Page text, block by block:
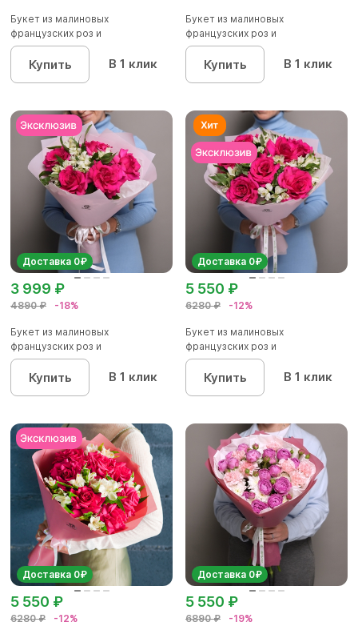
Букет из малиновых
французских роз и
альстромерии - М
Купить В 1 клик
Букет из малиновых
французских роз и
альстромерии - S в...
Купить В 1 клик
Доставка 0₽
4890 ₽ -18%
3 999 ₽
Букет из малиновых
французских роз и
альстромерии - M в...
Купить В 1 клик
Доставка 0₽
6280 ₽ -12%
5 550 ₽
Букет из малиновых
французских роз и
альстромерии - L в...
Купить В 1 клик
Доставка 0₽
6280 ₽ -12%
5 550 ₽
Доставка 0₽
6890 ₽ -19%
5 550 ₽